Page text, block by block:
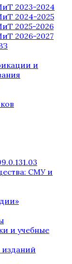
2023-2024
2024-2025
2025-2026
2026-2027
и
СМУ и
и учебные
изданий